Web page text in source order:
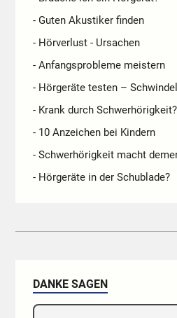
- Guten Akustiker finden
- Hörverlust - Ursachen
- Anfangsprobleme meistern
- Hörgeräte testen –
- Krank durch Schwerhörigkeit?
- 10 Anzeichen bei Kindern
- Schwerhörigkeit macht
- Hörgeräte in der Schublade?
DANKE SAGEN